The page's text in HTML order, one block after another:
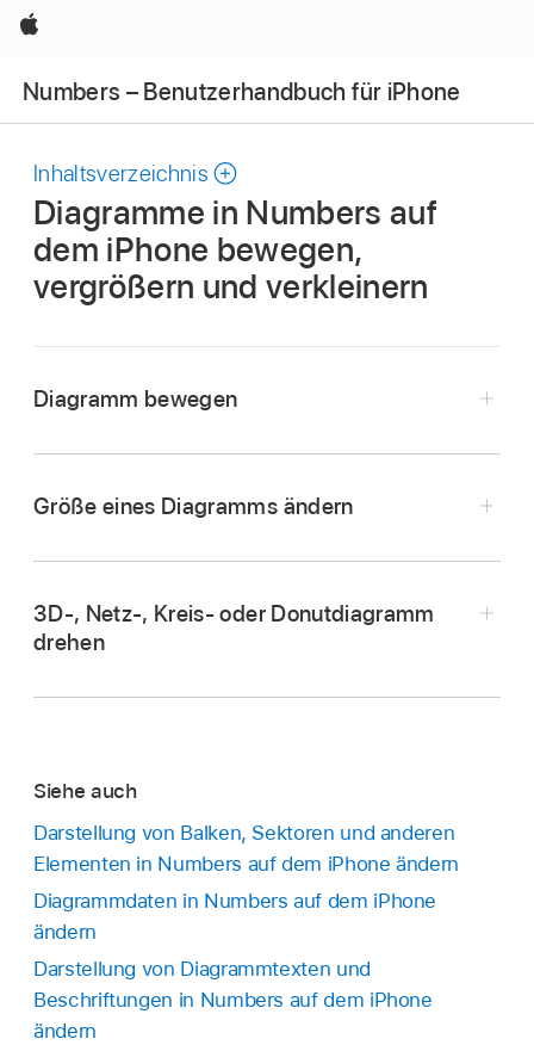
Apple
Numbers – Benutzerhandbuch für iPhone
Inhaltsverzeichnis
Diagramme in Numbers auf
dem iPhone bewegen,
vergrößern und verkleinern
Diagramm bewegen
(Ziehe nicht die blauen Punkte am Rahmen.)
andere Objekte auf dem Blatt.
Größe eines Diagramms ändern
Öffne eine Tabellenkalkulation und tippe dann
3D-, Netz-, Kreis- oder Donutdiagramm
drehen
Öffne die App „Numbers“
auf deinem
Öffne eine Tabellenkalkulation und führe dann
beliebige der folgenden Schritte aus:
Siehe auch
Darstellung von Balken, Sektoren und anderen
Elementen in Numbers auf dem iPhone ändern
Diagrammdaten in Numbers auf dem iPhone
ändern
Darstellung von Diagrammtexten und
Beschriftungen in Numbers auf dem iPhone
ändern